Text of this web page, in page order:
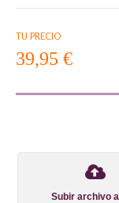
TU PRECIO
39,95 €
Subir archivo